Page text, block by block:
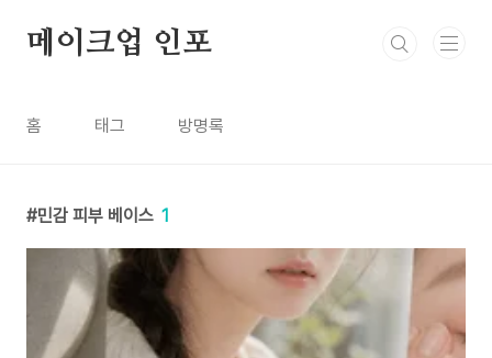
메이크업 인포
홈 태그 방명록
민감 피부 베이스 1